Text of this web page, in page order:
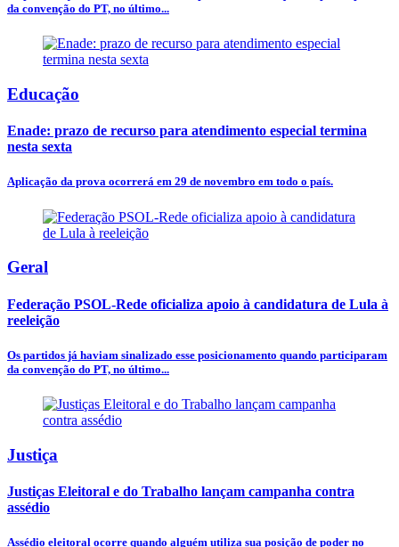
da convenção do PT, no último...
Educação
Enade: prazo de recurso para atendimento especial termina
nesta sexta
Aplicação da prova ocorrerá em 29 de novembro em todo o país.
Geral
Federação PSOL-Rede oficializa apoio à candidatura de Lula à
reeleição
Os partidos já haviam sinalizado esse posicionamento quando participaram
da convenção do PT, no último...
Justiça
Justiças Eleitoral e do Trabalho lançam campanha contra
assédio
Assédio eleitoral ocorre quando alguém utiliza sua posição de poder no